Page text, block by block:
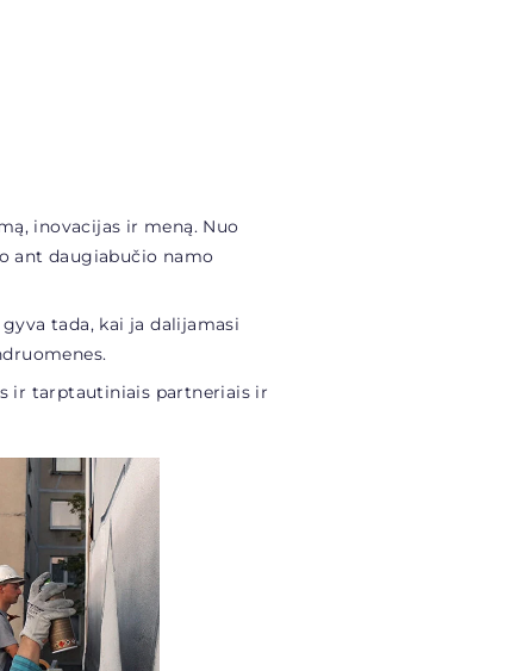
inovacijas ir meną. Nuo
ant daugiabučio namo
tada, kai ja dalijamasi
ir tarptautiniais partneriais ir